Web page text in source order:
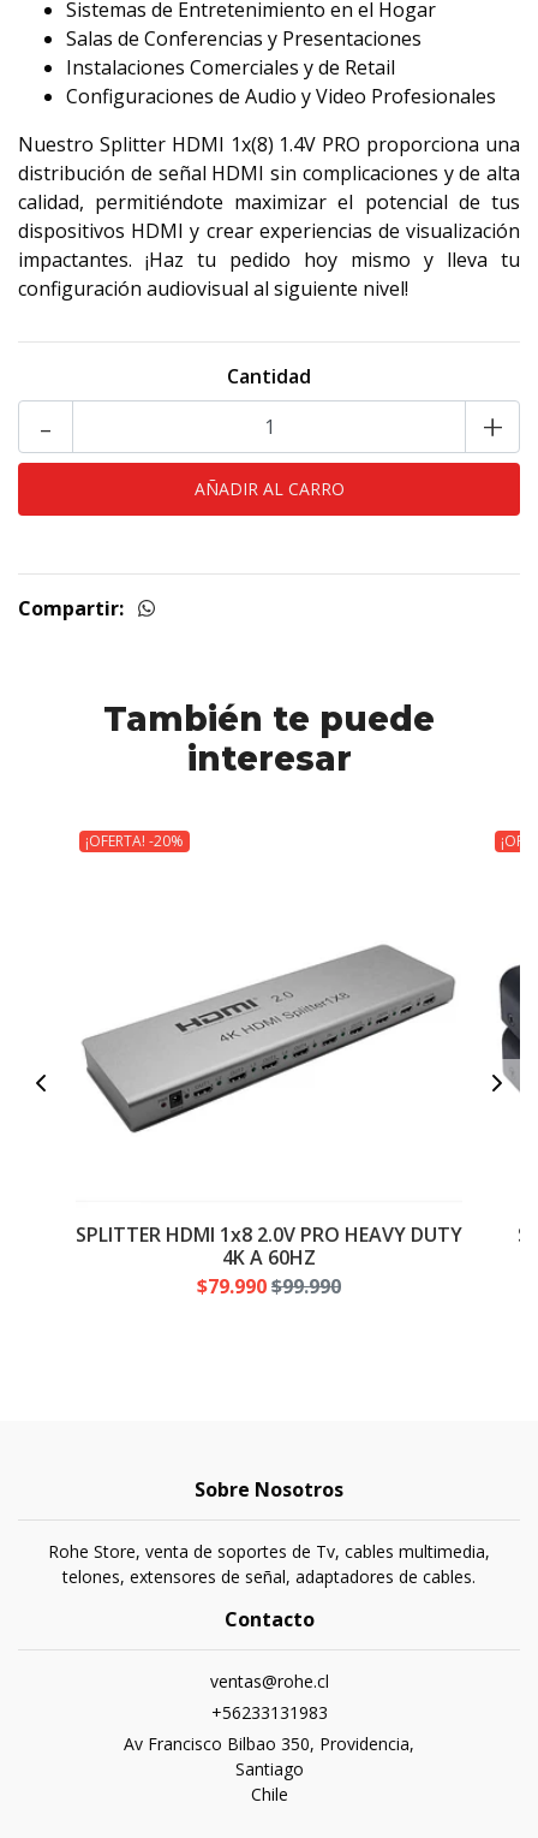
Sistemas de Entretenimiento en el Hogar
Salas de Conferencias y Presentaciones
Instalaciones Comerciales y de Retail
Configuraciones de Audio y Video Profesionales
Nuestro Splitter HDMI 1x(8) 1.4V PRO proporciona una
distribución de señal HDMI sin complicaciones y de alta
calidad, permitiéndote maximizar el potencial de tus
dispositivos HDMI y crear experiencias de visualización
impactantes. ¡Haz tu pedido hoy mismo y lleva tu
configuración audiovisual al siguiente nivel!
Cantidad
- +
Compartir:
También te puede
interesar
¡OFERTA! -20%
SPLITTER HDMI 1x8 2.0V PRO HEAVY DUTY
4K A 60HZ
$79.990$99.990
Sobre Nosotros
Rohe Store, venta de soportes de Tv, cables multimedia,
telones, extensores de señal, adaptadores de cables.
Contacto
ventas@rohe.cl
+56233131983
Av Francisco Bilbao 350, Providencia,
Santiago
Chile